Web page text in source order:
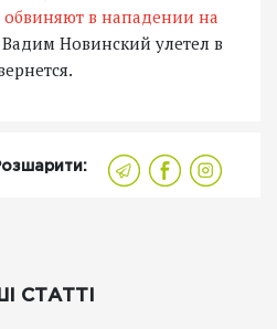
обвиняют в нападении на
Вадим Новинский улетел в
СТАТТІ